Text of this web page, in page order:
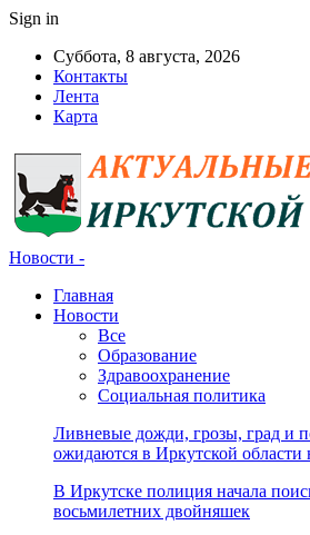
Sign in
Суббота, 8 августа, 2026
Контакты
Лента
Карта
Новости -
Главная
Новости
Все
Образование
Здравоохранение
Социальная политика
Ливневые дожди, грозы, град и
ожидаются в Иркутской
В Иркутске полиция начала
восьмилетних двойняшек